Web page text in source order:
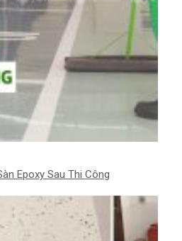
Epoxy Sau Thi Công